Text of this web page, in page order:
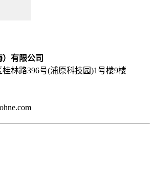
有限公司
林路396号(浦原科技园)1号楼9楼